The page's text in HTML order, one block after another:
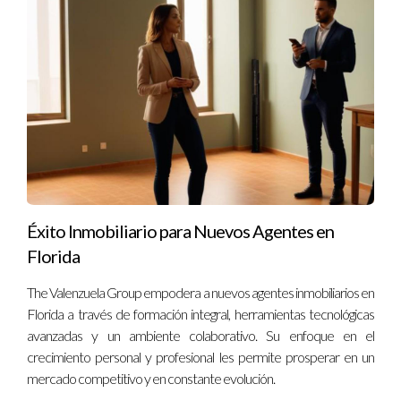
"En The Valenzuela Group, no solo te conviertes en un
agente inmobiliario, te transformas en un profesional
con las herramientas y la confianza necesarias para
triunfar." – Testimonio de un agente exitoso.
Preguntas Frecuentes
¿Qué tipo de formación ofrece The Valenzuela
Group a sus agentes?
capacitación que incluye sesiones sobre marketing digital,
negociaciones, desarrollo personal, y más. Además, se
fomenta la asistencia a conferencias relevantes para el
sector.
Éxito Inmobiliario para Nuevos Agentes en
Florida
The Valenzuela Group empodera a nuevos agentes inmobiliarios en
Florida a través de formación integral, herramientas tecnológicas
avanzadas y un ambiente colaborativo. Su enfoque en el
crecimiento personal y profesional les permite prosperar en un
mercado competitivo y en constante evolución.